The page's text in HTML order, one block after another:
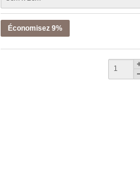
Économisez 9%